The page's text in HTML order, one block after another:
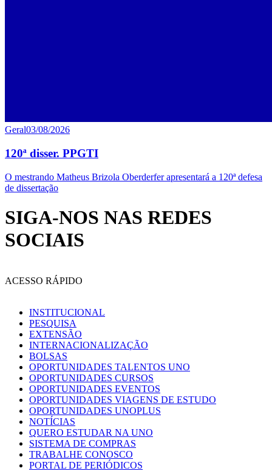
Geral03/08/2026
120ª disser. PPGTI
O mestrando Matheus Brizola Oberderfer apresentará a 120ª defesa
de dissertação
SIGA-NOS NAS REDES
SOCIAIS
ACESSO RÁPIDO
INSTITUCIONAL
PESQUISA
EXTENSÃO
INTERNACIONALIZAÇÃO
BOLSAS
OPORTUNIDADES TALENTOS UNO
OPORTUNIDADES CURSOS
OPORTUNIDADES EVENTOS
OPORTUNIDADES VIAGENS DE ESTUDO
OPORTUNIDADES UNOPLUS
NOTÍCIAS
QUERO ESTUDAR NA UNO
SISTEMA DE COMPRAS
TRABALHE CONOSCO
PORTAL DE PERIÓDICOS